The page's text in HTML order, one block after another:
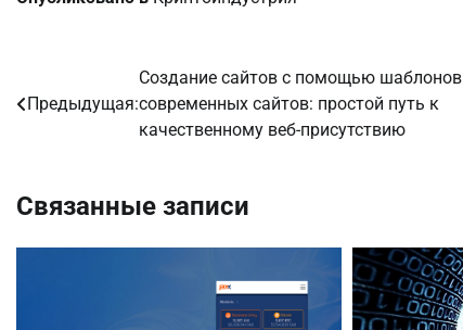
Навигация
по
Предыдущая:
Создание сайтов с помощью шаблонов
современных сайтов: простой путь к
качественному веб-присутствию
Связанные записи